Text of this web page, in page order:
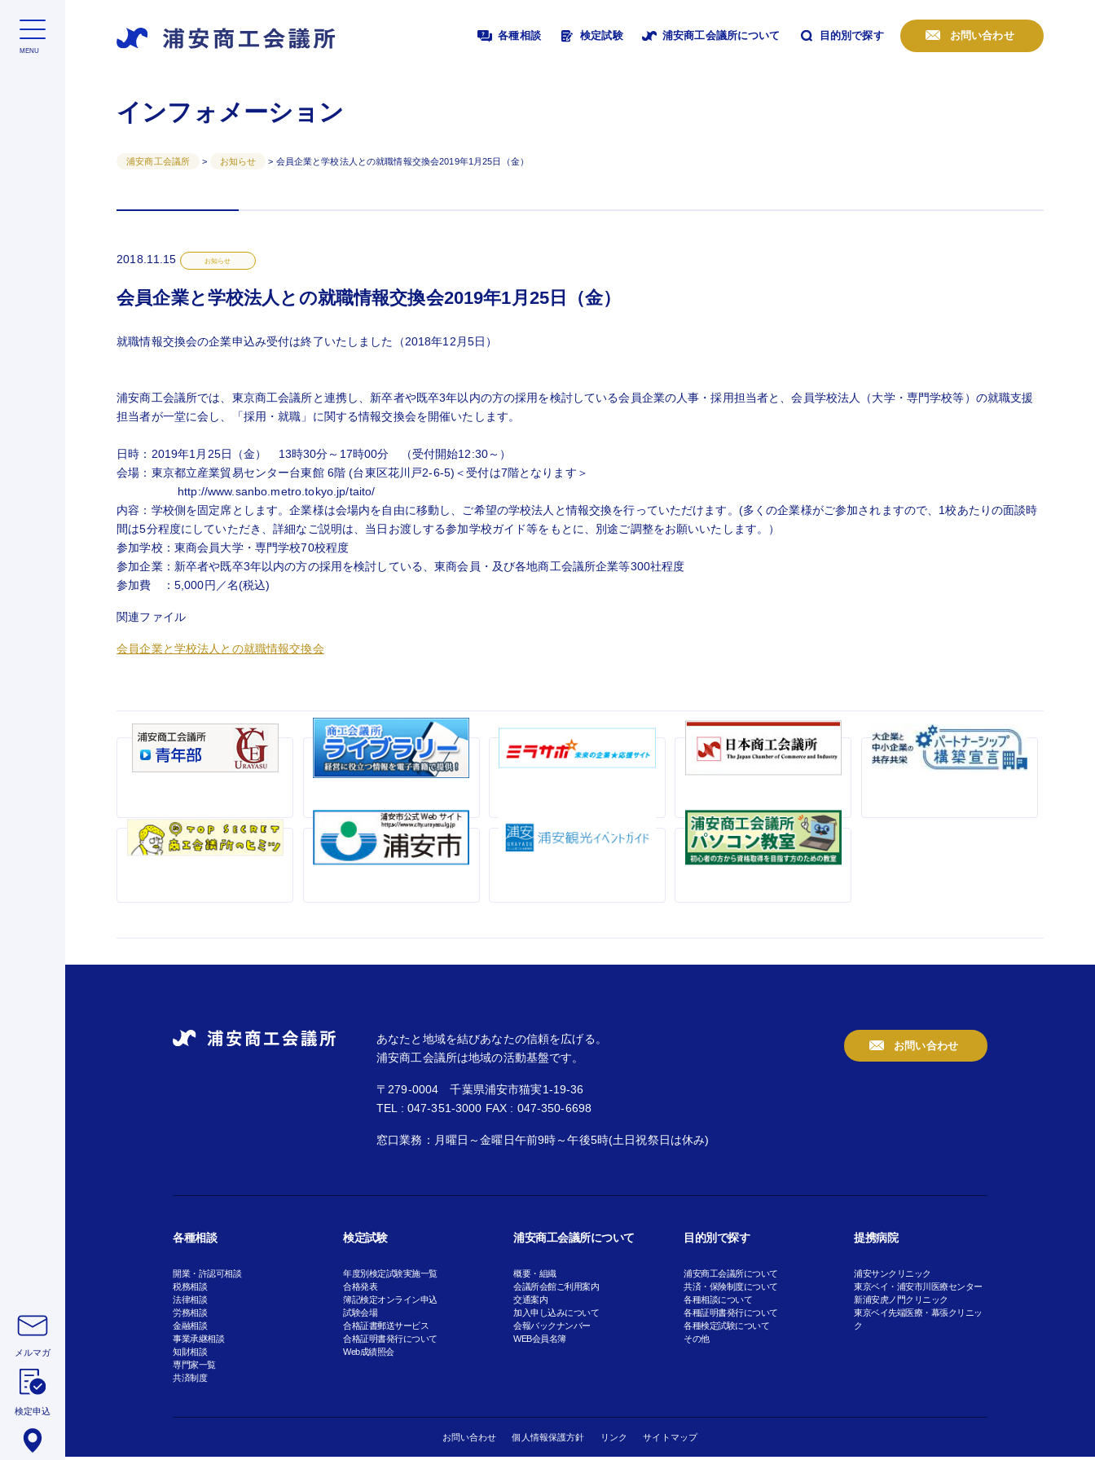
メルマガ
検定申込
各種相談 検定試験 浦安商工会議所について 目的別で探す お問い合わせ
インフォメーション
浦安商工会議所 > お知らせ > 会員企業と学校法人との就職情報交換会2019年1月25日（金）
2018.11.15 お知らせ
会員企業と学校法人との就職情報交換会2019年1月25日（金）
就職情報交換会の企業申込み受付は終了いたしました（2018年12月5日）
浦安商工会議所では、東京商工会議所と連携し、新卒者や既卒3年以内の方の採用を検討している会員企業の人事・採用担当者と、会員学校法人（大学・専門学校等）の就職支援
担当者が一堂に会し、「採用・就職」に関する情報交換会を開催いたします。
日時：2019年1月25日（金） 13時30分～17時00分 （受付開始12:30～）
会場：東京都立産業貿易センター台東館 6階 (台東区花川戸2-6-5)＜受付は7階となります＞
http://www.sanbo.metro.tokyo.jp/taito/
内容：学校側を固定席とします。企業様は会場内を自由に移動し、ご希望の学校法人と情報交換を行っていただけます。(多くの企業様がご参加されますので、1校あたりの面談時
間は5分程度にしていただき、詳細なご説明は、当日お渡しする参加学校ガイド等をもとに、別途ご調整をお願いいたします。）
参加学校：東商会員大学・専門学校70校程度
参加企業：新卒者や既卒3年以内の方の採用を検討している、東商会員・及び各地商工会議所企業等300社程度
参加費 ：5,000円／名(税込)
関連ファイル
会員企業と学校法人との就職情報交換会
あなたと地域を結びあなたの信頼を広げる。
浦安商工会議所は地域の活動基盤です。
〒279-0004 千葉県浦安市猫実1-19-36
TEL : 047-351-3000 FAX : 047-350-6698
窓口業務：月曜日～金曜日午前9時～午後5時(土日祝祭日は休み)
お問い合わせ
各種相談
開業・許認可相談
税務相談
法律相談
労務相談
金融相談
事業承継相談
知財相談
専門家一覧
共済制度
検定試験
年度別検定試験実施一覧
合格発表
簿記検定オンライン申込
試験会場
合格証書郵送サービス
合格証明書発行について
Web成績照会
浦安商工会議所について
概要・組織
会議所会館ご利用案内
交通案内
加入申し込みについて
会報バックナンバー
WEB会員名簿
目的別で探す
浦安商工会議所について
共済・保険制度について
各種相談について
各種証明書発行について
各種検定試験について
その他
提携病院
浦安サンクリニック
東京ベイ・浦安市川医療センター
新浦安虎ノ門クリニック
東京ベイ先端医療・幕張クリニッ
ク
お問い合わせ 個人情報保護方針 リンク サイトマップ